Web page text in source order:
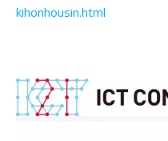
kihonhousin.html